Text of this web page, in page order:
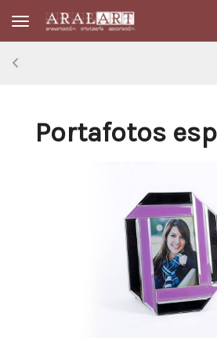
Toggle navigation
Portafotos